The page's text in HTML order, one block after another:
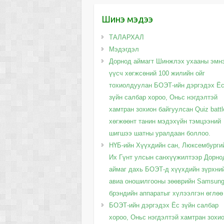
Шинэ мэдээ
ТАЛАРХАЛ
Мэдэгдэл
Дорнод аймагт Шинжлэх ухааны
үүсч хөгжсөний 100 жилийн ойг
тохиолдуулан БОЭТ-ийн дэргэдэх Ёс
зүйн салбар хороо, Оньс нэгдэлтэй
хамтран зохион байгуулсан Quiz
хөгжөөнт танин мэдэхүйн тэмцээний
шигшээ шатны уралдаан боллоо.
НҮБ-ийн Хүүхдийн сан,
Их Гүнт улсын санхүүжилтээр
аймаг дахь БОЭТ-д хүүхдийн
авиа оношилгооны зөөврийн Samsung
брэндийн аппаратыг хүлээлгэн өглөө
БОЭТ-ийн дэргэдэх Ёс зүйн салбар
хороо, Оньс нэгдэлтэй хамтран